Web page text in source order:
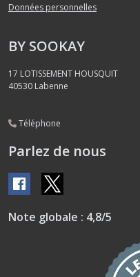
Données personnelles
BY SOOKAY
17 LOTISSEMENT HOUSQUIT
40530 Labenne
Téléphone
Parlez de nous
Note globale : 4,8/5